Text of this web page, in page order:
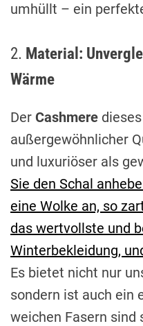
umhüllt – ein
2. Material:
Wärme
Der Cashmere
außergewöhnlicher
und luxuriöser als
Sie den Schal
eine Wolke an, so
das wertvollste und
Winterbekleidung,
Es bietet nicht nur
sondern ist auch ein
weichen Fasern sind